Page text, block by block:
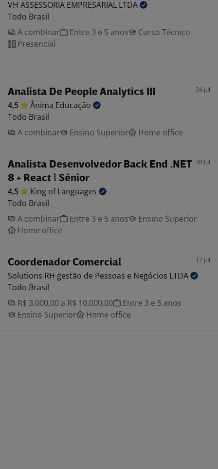
VH ASSESSORIA EMPRESARIAL LTDA
Todo Brasil
A combinar
Entre 3 e 5 anos
Curso Técnico
Presencial
Analista De People Analytics III 24 jul
4,5 Ânima Educação
Todo Brasil
A combinar
Ensino Superior Home office
Analista Desenvolvedor Back End .NET
8 + React | Sênior
30 jul
4,5 King ofLanguages
Todo Brasil
A combinar
Entre 3 e 5 anos
Ensino Superior
Home office
Coordenador Comercial 17 jul
Solutions RH gestão de Pessoas e Negócios LTDA
Todo Brasil
R$ 3.000,00 a R$ 10.000,00
Entre 3 e 5 anos
Ensino Superior
Home office